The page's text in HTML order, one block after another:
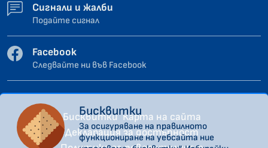
Сигнали и жалби
Подайте сигнал
Facebook
Следвайте ни във Facebook
Бисквитки Карта на сайта
Декларация за достъпност
Бисквитки
За осигуряване на правилното
функциониране на уебсайта ние